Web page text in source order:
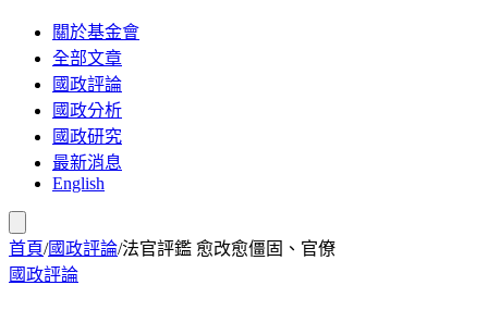
關於基金會
全部文章
國政評論
國政分析
國政研究
最新消息
English
首頁/國政評論/法官評鑑 愈改愈僵固、官僚
國政評論